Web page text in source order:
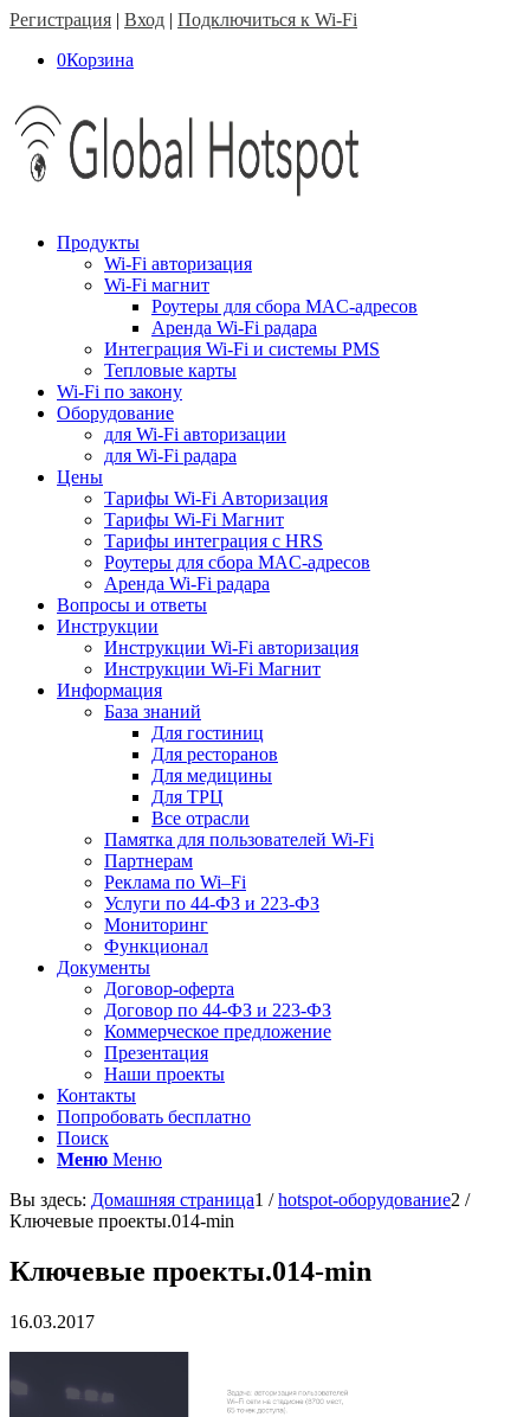
Регистрация | Вход | Подключиться к Wi-Fi
0Корзина
Продукты
Wi-Fi авторизация
Wi-Fi магнит
Роутеры для сбора MAC-адресов
Аренда Wi-Fi радара
Интеграция Wi-Fi и системы PMS
Тепловые карты
Wi-Fi по закону
Оборудование
для Wi-Fi авторизации
для Wi-Fi радара
Цены
Тарифы Wi-Fi Авторизация
Тарифы Wi-Fi Магнит
Тарифы интеграция с HRS
Роутеры для сбора MAC-адресов
Аренда Wi-Fi радара
Вопросы и ответы
Инструкции
Инструкции Wi-Fi авторизация
Инструкции Wi-Fi Магнит
Информация
База знаний
Для гостиниц
Для ресторанов
Для медицины
Для ТРЦ
Все отрасли
Памятка для пользователей Wi-Fi
Партнерам
Реклама по Wi–Fi
Услуги по 44-ФЗ и 223-ФЗ
Мониторинг
Функционал
Документы
Договор-оферта
Договор по 44-ФЗ и 223-ФЗ
Коммерческое предложение
Презентация
Наши проекты
Контакты
Попробовать бесплатно
Поиск
Меню Меню
Вы здесь: Домашняя страница1 / hotspot-оборудование2 /
Ключевые проекты.014-min
Ключевые проекты.014-min
16.03.2017